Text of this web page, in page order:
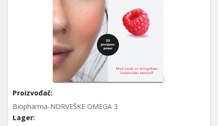
Proizvođač:
Biopharma-NORVEŠKE OMEGA 3
Lager: